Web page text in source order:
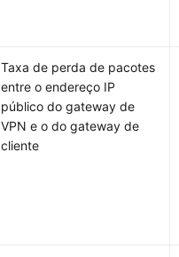
Taxa de perda de pacotes
entre o endereço IP
público do gateway de
VPN e o do gateway de
cliente